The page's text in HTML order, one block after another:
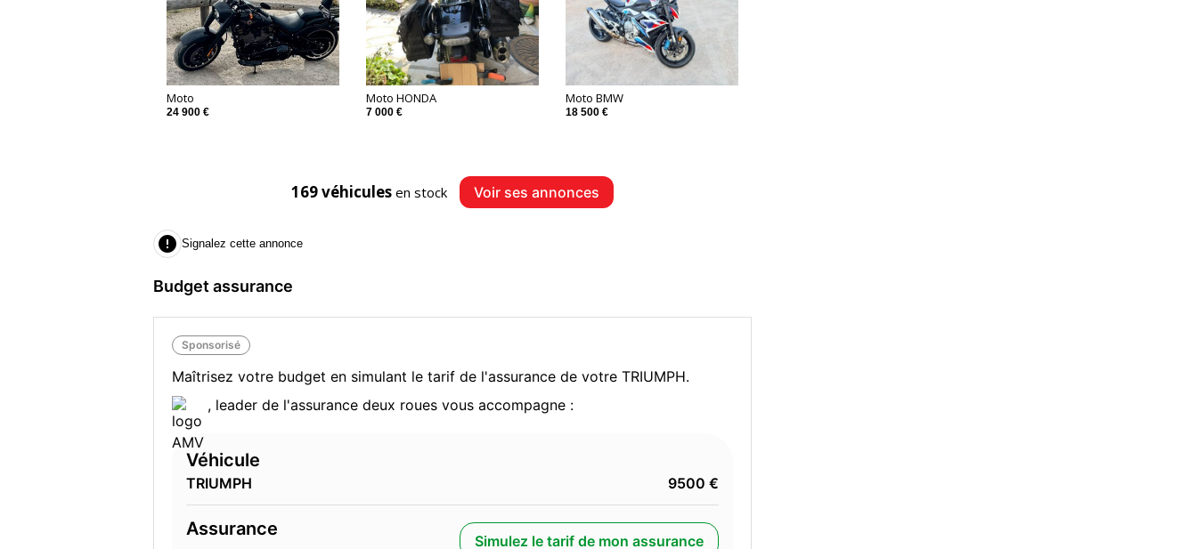
Moto
24 900 €
Moto HONDA
7 000 €
Moto BMW
18 500 €
169 véhicules en stock Voir ses annonces
 Signalez cette annonce
Budget assurance
Sponsorisé
Maîtrisez votre budget en simulant le tarif de l'assurance de votre TRIUMPH.
, leader de l'assurance deux roues vous accompagne :
Véhicule
TRIUMPH 9500 €
Assurance
Simulez le tarif de mon assurance